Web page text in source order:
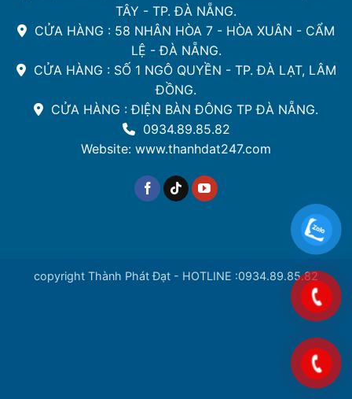
TÂY - TP. ĐÀ NẴNG.
CỬA HÀNG : 58 NHÂN HÒA 7 - HÒA XUÂN - CẨM
LỆ - ĐÀ NẴNG.
CỬA HÀNG : SỐ 1 NGÔ QUYỀN - TP. ĐÀ LẠT, LÂM
ĐỒNG.
CỬA HÀNG : ĐIỆN BÀN ĐÔNG TP ĐÀ NẴNG.
0934.89.85.82
Website: www.thanhdat247.com
copyright Thành Phát Đạt - HOTLINE :0934.89.85.82